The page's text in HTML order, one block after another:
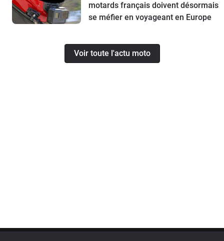
motards français doivent désormais
se méfier en voyageant en Europe
Voir toute l'actu moto